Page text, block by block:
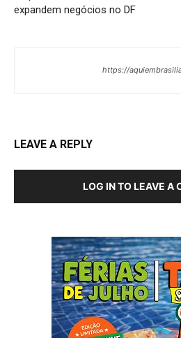
expandem negócios no DF
https://
LEAVE A REPLY
LOG IN TO LEAVE A